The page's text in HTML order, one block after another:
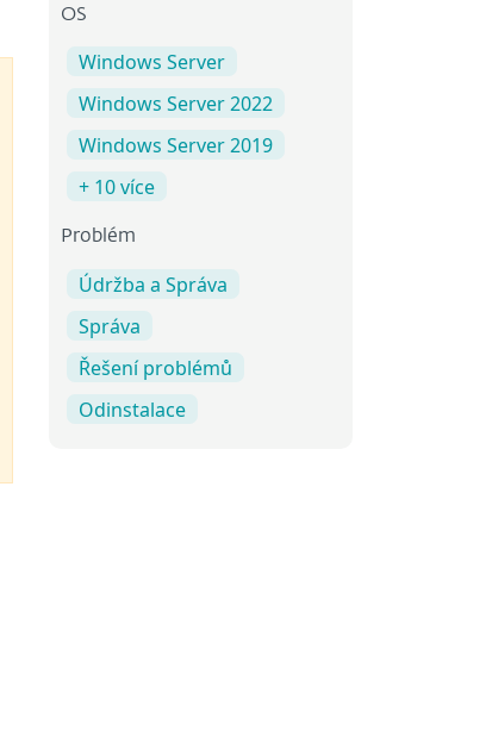
OS
Windows Server
Windows Server 2022
Windows Server 2019
+ 10 více
Problém
Údržba a Správa
Správa
Řešení problémů
Odinstalace